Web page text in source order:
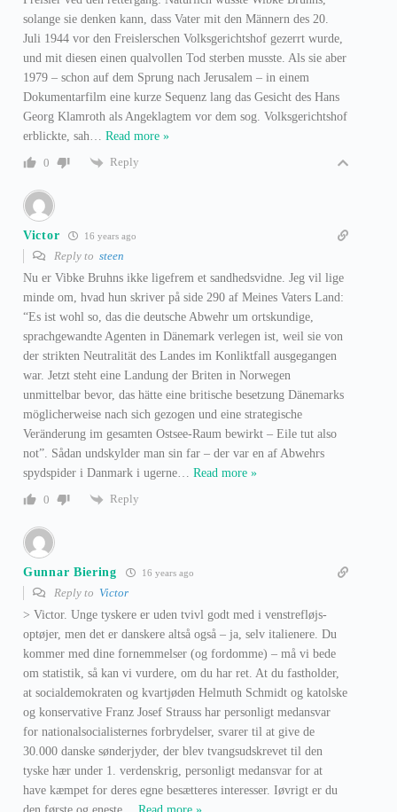
solange sie denken kann, dass Vater mit den Männern des 20.
Juli 1944 vor den Freislerschen Volksgerichtshof gezerrt wurde,
und mit diesen einen qualvollen Tod sterben musste. Als sie aber
1979 – schon auf dem Sprung nach Jerusalem – in einem
Dokumentarfilm eine kurze Sequenz lang das Gesicht des Hans
Georg Klamroth als Angeklagtem vor dem sog. Volksgerichtshof
erblickte, sah… Read more »
0
Reply
Victor 16 years ago
Reply to steen
Nu er Vibke Bruhns ikke ligefrem et sandhedsvidne. Jeg vil lige
minde om, hvad hun skriver på side 290 af Meines Vaters Land:
“Es ist wohl so, das die deutsche Abwehr um ortskundige,
sprachgewandte Agenten in Dänemark verlegen ist, weil sie von
der strikten Neutralität des Landes im Konliktfall ausgegangen
war. Jetzt steht eine Landung der Briten in Norwegen
unmittelbar bevor, das hätte eine britische besetzung Dänemarks
möglicherweise nach sich gezogen und eine strategische
Veränderung im gesamten Ostsee-Raum bewirkt – Eile tut also
not”. Sådan undskylder man sin far – der var en af Abwehrs
spydspider i Danmark i ugerne… Read more »
0
Reply
Gunnar Biering 16 years ago
Reply to Victor
> Victor. Unge tyskere er uden tvivl godt med i venstrefløjs-
optøjer, men det er danskere altså også – ja, selv italienere. Du
kommer med dine fornemmelser (og fordomme) – må vi bede
om statistik, så kan vi vurdere, om du har ret. At du fastholder,
at socialdemokraten og kvartjøden Helmuth Schmidt og katolske
og konservative Franz Josef Strauss har personligt medansvar
for nationalsocialisternes forbrydelser, svarer til at give de
30.000 danske sønderjyder, der blev tvangsudskrevet til den
tyske hær under 1. verdenskrig, personligt medansvar for at
have kæmpet for deres egne besætteres interesser. Iøvrigt er du